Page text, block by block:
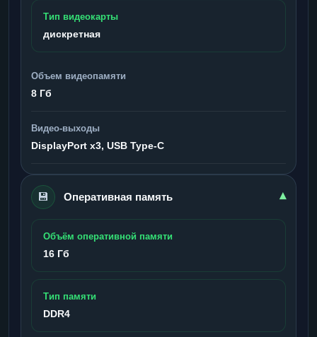
Тип видеокарты
дискретная
Объем видеопамяти
8 Гб
Видео-выходы
DisplayPort x3, USB Type-C
💾 Оперативная память ▾
Объём оперативной памяти
16 Гб
Тип памяти
DDR4